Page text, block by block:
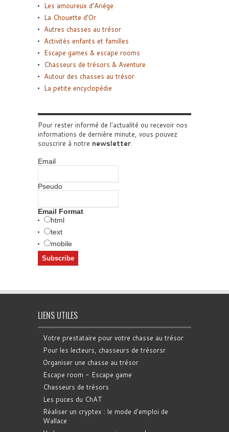
Les amoureux d’Ariège
La Chouette d’Or
Autres chasses au trésor
Activités enfants et familles
Escape games & escape rooms
Chasseurs de trésors & Aventure
Autour des chasses au trésor
La petite encyclopédie
Pour rester informé de l'actualité ou recevoir nos
informations de dernière minute, vous pouvez
souscrire à notre newsletter
Email
Pseudo
Email Format
html
text
mobile
LIENS UTILES
Votre prestataire pour votre chasse au trésor
Pour les lecteurs, chasseurs de trésorsr
Organiser une chasse au trésor
Escape room - Escape game
Chasseurs de trésors
Les puces du ChAT
Réaliser un cryptex : le mode d'emploi de
Wallace